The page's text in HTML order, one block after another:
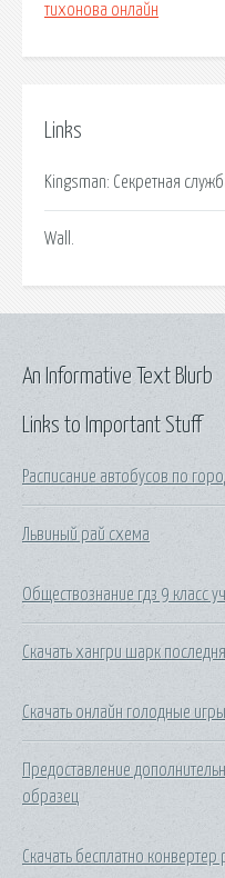
тихонова онлайн
Links
Kingsman: Секретная
Wall.
Links to Important Stuff
Расписание автобусов по
Львиный рай схема
Обществознание гдз 9 класс
Скачать хангри шарк
Скачать онлайн голодные
Предоставление
образец
Скачать бесплатно конвертер
An Informative Text Blurb